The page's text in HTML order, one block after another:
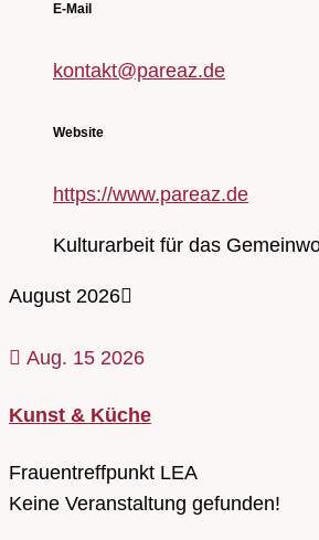
E-Mail
kontakt@pareaz.de
Website
https://www.pareaz.de
Kulturarbeit für das
August 2026
Aug. 15 2026
Kunst & Küche
Frauentreffpunkt LEA
Keine Veranstaltung gefunden!